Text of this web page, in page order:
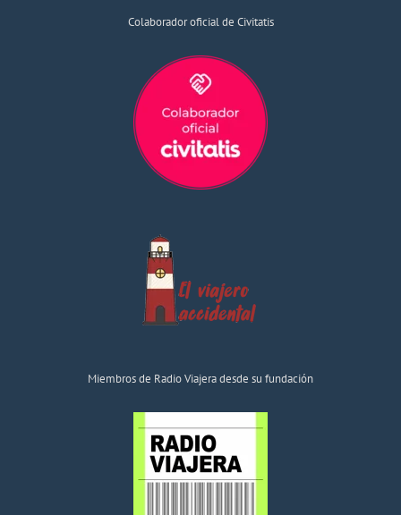
Colaborador oficial de Civitatis
Miembros de Radio Viajera desde su fundación